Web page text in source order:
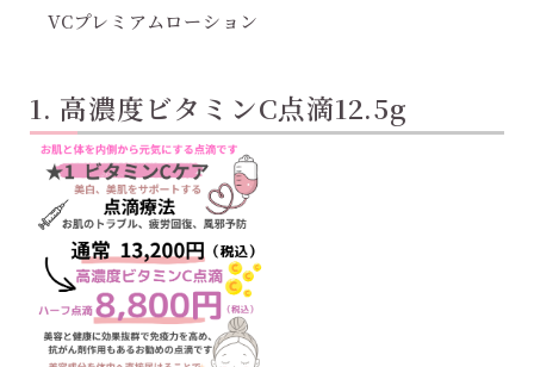
VCプレミアムローション
1. 高濃度ビタミンC点滴12.5g